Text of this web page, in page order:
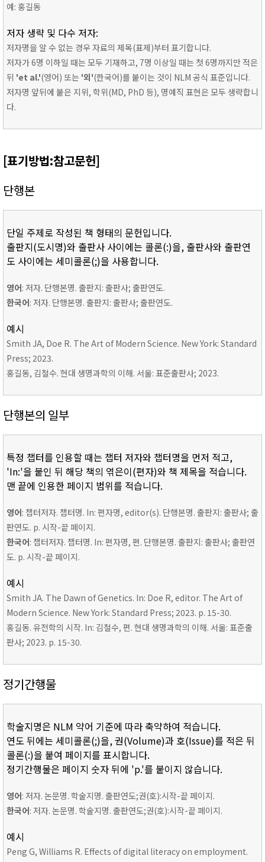
예: 홍길동
저자 생략 및 다수 저자:
저자명을 알 수 없는 경우 자료의 제목(표제)부터 표기합니다.
저자가 6명 이하일 때는 모두 기재하고, 7명 이상일 때는 첫 6명까지만 적은
뒤 'et al.'(영어) 또는 '외'(한국어)를 붙이는 것이 NLM 공식 표준입니다.
저자명 앞뒤에 붙은 지위, 학위(MD, PhD 등), 명예직 표현은 모두 생략합니
다.
[표기방법:참고문헌]
단행본
단일 주제로 작성된 책 형태의 문헌입니다.
출판지(도시명)와 출판사 사이에는 콜론(:)을, 출판사와 출판연
도 사이에는 세미콜론(;)을 사용합니다.
영어: 저자. 단행본명. 출판지: 출판사; 출판연도.
한국어: 저자. 단행본명. 출판지: 출판사; 출판연도.
예시
Smith JA, Doe R. The Art of Modern Science. New York: Standard
Press; 2023.
홍길동, 김철수. 현대 생명과학의 이해. 서울: 표준출판사; 2023.
단행본의 일부
특정 챕터를 인용할 때는 챕터 저자와 챕터명을 먼저 적고,
'In:'을 붙인 뒤 해당 책의 엮은이(편자)와 책 제목을 적습니다.
맨 끝에 인용한 페이지 범위를 적습니다.
영어: 챕터저자. 챕터명. In: 편자명, editor(s). 단행본명. 출판지: 출판사; 출
판연도. p. 시작-끝 페이지.
한국어: 챕터저자. 챕터명. In: 편자명, 편. 단행본명. 출판지: 출판사; 출판연
도. p. 시작-끝 페이지.
예시
Smith JA. The Dawn of Genetics. In: Doe R, editor. The Art of
Modern Science. New York: Standard Press; 2023. p. 15-30.
홍길동. 유전학의 시작. In: 김철수, 편. 현대 생명과학의 이해. 서울: 표준출
판사; 2023. p. 15-30.
정기간행물
학술지명은 NLM 약어 기준에 따라 축약하여 적습니다.
연도 뒤에는 세미콜론(;)을, 권(Volume)과 호(Issue)를 적은 뒤
콜론(:)을 붙여 페이지를 표시합니다.
정기간행물은 페이지 숫자 뒤에 'p.'를 붙이지 않습니다.
영어: 저자. 논문명. 학술지명. 출판연도;권(호):시작-끝 페이지.
한국어: 저자. 논문명. 학술지명. 출판연도;권(호):시작-끝 페이지.
예시
Peng G, Williams R. Effects of digital literacy on employment.